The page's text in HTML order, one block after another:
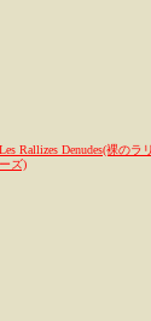
Les Rallizes Denudes(裸のラ
ーズ)